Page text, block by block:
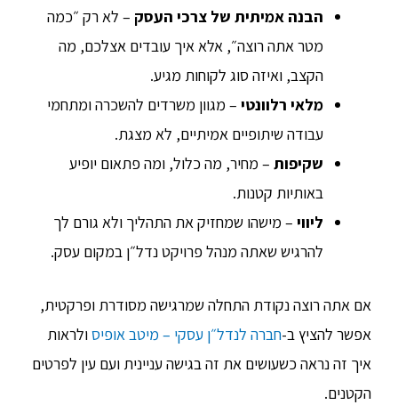
הבנה אמיתית של צרכי העסק – לא רק ״כמה
מטר אתה רוצה״, אלא איך עובדים אצלכם, מה
הקצב, ואיזה סוג לקוחות מגיע.
מלאי רלוונטי – מגוון משרדים להשכרה ומתחמי
עבודה שיתופיים אמיתיים, לא מצגת.
שקיפות – מחיר, מה כלול, ומה פתאום יופיע
באותיות קטנות.
ליווי – מישהו שמחזיק את התהליך ולא גורם לך
להרגיש שאתה מנהל פרויקט נדל״ן במקום עסק.
אם אתה רוצה נקודת התחלה שמרגישה מסודרת ופרקטית,
אפשר להציץ ב-חברה לנדל״ן עסקי – מיטב אופיסולראות
איך זה נראה כשעושים את זה בגישה עניינית ועם עין לפרטים
הקטנים.